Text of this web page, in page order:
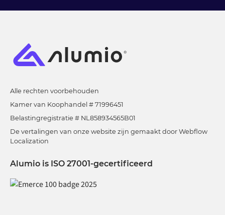
Alle rechten voorbehouden
Kamer van Koophandel # 71996451
Belastingregistratie # NL858934565B01
De vertalingen van onze website zijn gemaakt door Webflow
Localization
Alumio is ISO 27001-gecertificeerd